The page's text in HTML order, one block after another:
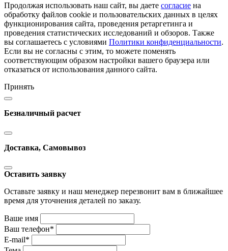
Продолжая использовать наш сайт, вы даете согласие на
обработку файлов cookie и пользовательских данных в целях
функционирования сайта, проведения ретаргетинга и
проведения статистических исследований и обзоров. Также
вы соглашаетесь с условиями Политики конфиденциальности.
Если вы не согласны с этим, то можете поменять
соответствующим образом настройки вашего браузера или
отказаться от использования данного сайта.
Принять
Безналичный расчет
Доставка, Самовывоз
Оставить заявку
Оставьте заявку и наш менеджер перезвонит вам в ближайшее
время для уточнения деталей по заказу.
Ваше имя
Ваш телефон*
E-mail*